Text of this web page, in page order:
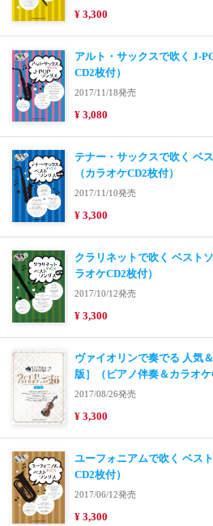
¥ 3,300
アルト・サックスで吹く J-
CD2枚付）
2017/11/18発売
¥ 3,080
テナー・サックスで吹く ベ
（カラオケCD2枚付）
2017/11/10発売
¥ 3,300
クラリネットで吹く ベスト
ラオケCD2枚付）
2017/10/12発売
¥ 3,300
ヴァイオリンで奏でる 人気
版］（ピアノ伴奏＆カラオケ
2017/08/26発売
¥ 3,300
ユーフォニアムで吹く ベス
CD2枚付）
2017/06/12発売
¥ 3,300